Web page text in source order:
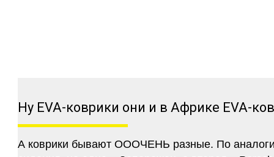
Ну EVA-коврики они и в Африке EVA-
А коврики бывают ОООЧЕНЬ разные. По